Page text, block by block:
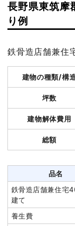
品名
木造住宅37坪2階
木造住宅16坪1階建
室内残置物撤去
植木・植栽撤去
ブロック塀撤去
値引き
小計
消費税
建物の種類/構
坪数
建物解体費用
総額
品名
軽量鉄骨造店舗34
養生費
アスベスト撤去
看板撤去
室内残置物撤去
長野県東筑摩
り例
鉄骨造店舗兼住
建物の種類/構
坪数
建物解体費用
総額
品名
鉄骨造店舗兼住宅
建て
養生費